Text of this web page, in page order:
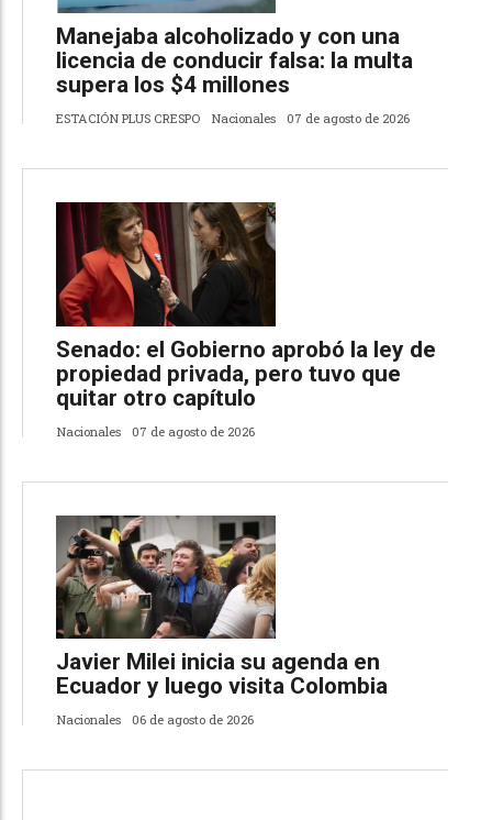
Manejaba alcoholizado y con una
licencia de conducir falsa: la multa
supera los $4 millones
ESTACIÓN PLUS CRESPO Nacionales 07 de agosto de 2026
Senado: el Gobierno aprobó la ley de
propiedad privada, pero tuvo que
quitar otro capítulo
Nacionales 07 de agosto de 2026
Javier Milei inicia su agenda en
Ecuador y luego visita Colombia
Nacionales 06 de agosto de 2026